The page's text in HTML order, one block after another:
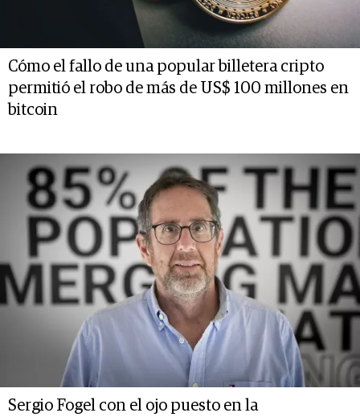
Cómo el fallo de una popular billetera cripto
permitió el robo de más de US$ 100 millones en
bitcoin
Sergio Fogel con el ojo puesto en la